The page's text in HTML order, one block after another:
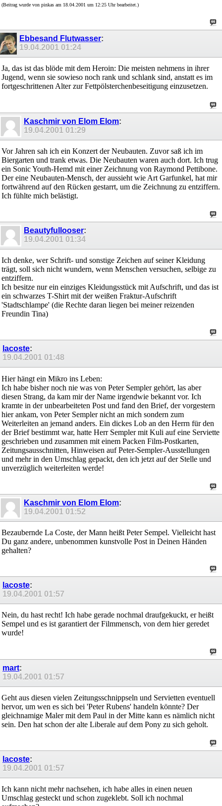
(Beitrag wurde von pinkas am 18.04.2001 um 12:25 Uhr bearbeitet.)
Ebbesand Flutwasser:
19.04.2001 01:24
Ja, das ist das blöde mit dem Heroin: Die meisten nehmens in ihrer
Jugend, wenn sie sowieso noch rank und schlank sind, anstatt es im
fortgeschrittenen Alter zur Fettpölsterchenbeseitigung einzusetzen.
Kaschmir von Elom Elom:
19.04.2001 01:29
Vor Jahren sah ich ein Konzert der Neubauten. Zuvor saß ich im
Biergarten und trank etwas. Die Neubauten waren auch dort. Ich trug
ein Sonic Youth-Hemd mit einer Zeichnung von Raymond Pettibone.
Der eine Neubauten-Mensch, der aussieht wie Art Garfunkel, hat mir
fortwährend auf den Rücken gestarrt, um die Zeichnung zu entziffern.
Ich fühlte mich belästigt.
Beautyfullooser:
19.04.2001 01:34
Ich denke, wer Schrift- und sonstige Zeichen auf seiner Kleidung
trägt, soll sich nicht wundern, wenn Menschen versuchen, selbige zu
entziffern.
Ich besitze nur ein einziges Kleidungsstück mit Aufschrift, und das ist
ein schwarzes T-Shirt mit der weißen Fraktur-Aufschrift
'Stadtschlampe' (die Rechte daran liegen bei meiner reizenden
Freundin Tina)
lacoste:
19.04.2001 01:48
Hier hängt ein Mikro ins Leben:
Ich habe bisher noch nie was von Peter Sempler gehört, las aber
diesen Strang, da kam mir der Name irgendwie bekannt vor. Ich
kramte in der unbearbeiteten Post und fand den Brief, der vorgestern
hier ankam, von Peter Sempler nicht an mich sondern zum
Weiterleiten an jemand anders. Ein dickes Lob an den Herrn für den
der Brief bestimmt war, hatte Herr Sempler mit Kuli auf eine Serviette
geschrieben und zusammen mit einem Packen Film-Postkarten,
Zeitungsausschnitten, Hinweisen auf Peter-Sempler-Ausstellungen
und mehr in den Umschlag gepackt, den ich jetzt auf der Stelle und
unverzüglich weiterleiten werde!
Kaschmir von Elom Elom:
19.04.2001 01:52
Bezaubernde La Coste, der Mann heißt Peter Sempel. Vielleicht hast
Du ganz andere, unbenommen kunstvolle Post in Deinen Händen
gehalten?
lacoste:
19.04.2001 01:57
Nein, du hast recht! Ich habe gerade nochmal draufgekuckt, er heißt
Sempel und es ist garantiert der Filmmensch, von dem hier geredet
wurde!
mart:
19.04.2001 01:57
Geht aus diesen vielen Zeitungsschnippseln und Servietten eventuell
hervor, um wen es sich bei 'Peter Rubens' handeln könnte? Der
gleichnamige Maler mit dem Paul in der Mitte kann es nämlich nicht
sein. Den hat schon der alte Liberale auf dem Pony zu sich geholt.
lacoste:
19.04.2001 01:57
Ich kann nicht mehr nachsehen, ich habe alles in einen neuen
Umschlag gesteckt und schon zugeklebt. Soll ich nochmal